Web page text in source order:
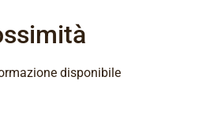
disponibile